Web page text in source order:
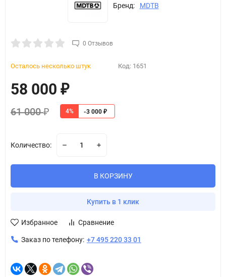
Бренд: MDTB
0 Отзывов
Осталось несколько штук Код: 1651
58 000 ₽
61 000₽ 4% -3 000 ₽
Количество:
В КОРЗИНУ
Купить в 1 клик
Избранное Сравнение
Заказ по телефону: +7 495 220 33 01